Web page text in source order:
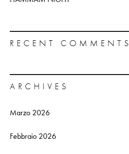
RECENT COMMENTS
ARCHIVES
Marzo 2026
Febbraio 2026